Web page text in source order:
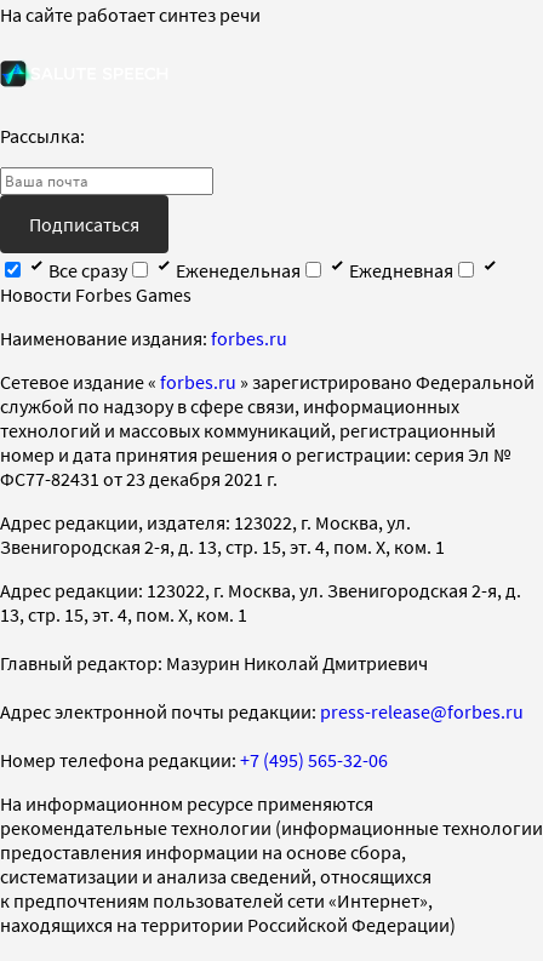
На сайте работает синтез речи
Рассылка:
Подписаться
Все сразу
Еженедельная
Ежедневная
Новости Forbes Games
Наименование издания: forbes.ru
Cетевое издание « forbes.ru » зарегистрировано Федеральной
службой по надзору в сфере связи, информационных
технологий и массовых коммуникаций, регистрационный
номер и дата принятия решения о регистрации: серия Эл №
ФС77-82431 от 23 декабря 2021 г.
Адрес редакции, издателя: 123022, г. Москва, ул.
Звенигородская 2-я, д. 13, стр. 15, эт. 4, пом. X, ком. 1
Адрес редакции: 123022, г. Москва, ул. Звенигородская 2-я, д.
13, стр. 15, эт. 4, пом. X, ком. 1
Главный редактор: Мазурин Николай Дмитриевич
Адрес электронной почты редакции: press-release@forbes.ru
Номер телефона редакции: +7 (495) 565-32-06
На информационном ресурсе применяются
рекомендательные технологии (информационные технологии
предоставления информации на основе сбора,
систематизации и анализа сведений, относящихся
к предпочтениям пользователей сети «Интернет»,
находящихся на территории Российской Федерации)